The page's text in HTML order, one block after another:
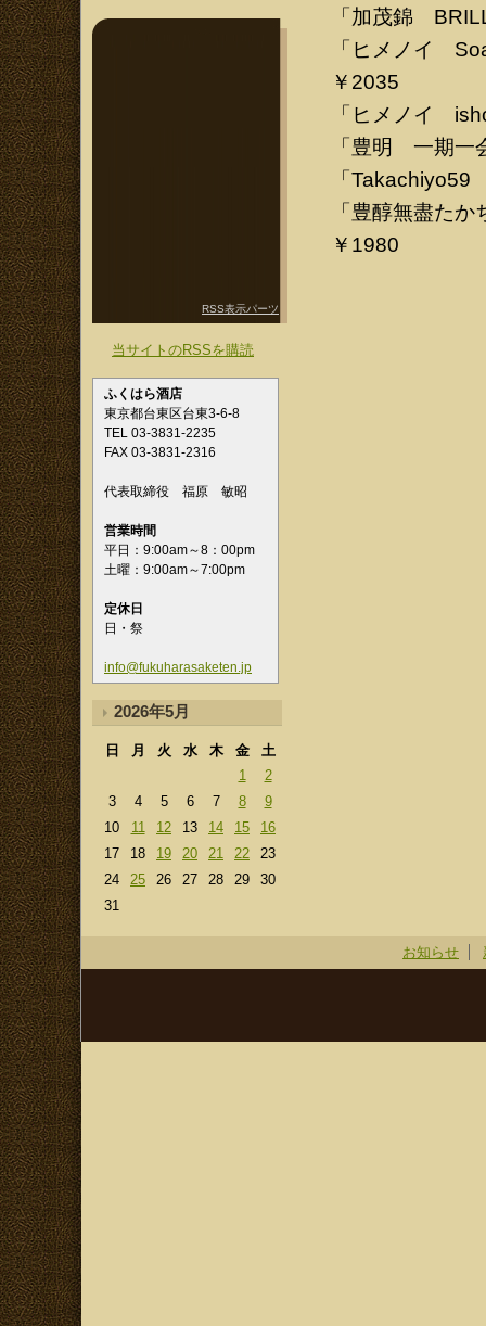
「加茂錦
「ヒメノイ
￥2035
「ヒメノイ
「豊明 一期
「
「豊醇無盡
￥1980
RSS表示パーツ
当サイトのRSSを購読
ふくはら酒店
東京都台東区台東3-6-8
TEL 03-3831-2235
FAX 03-3831-2316
代表取締役 福原 敏昭
営業時間
平日：9:00am～8：00pm
土曜：9:00am～7:00pm
定休日
日・祭
info@fukuharasaketen.jp
2026年5月
日 月 火 水 木 金
土
1
2
3
4 5 6 7 8
9
10
11 12 13 14 15
16
17
18 19 20 21 22
23
24
25 26 27 28 29
30
31
お知らせ